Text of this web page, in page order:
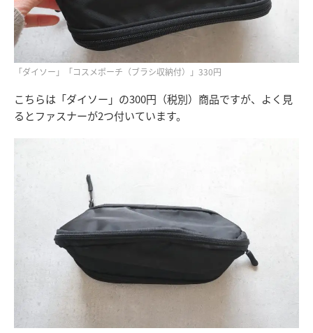
「ダイソー」「コスメポーチ（ブラシ収納付）」330円
こちらは「ダイソー」の300円（税別）商品ですが、よく見
るとファスナーが2つ付いています。